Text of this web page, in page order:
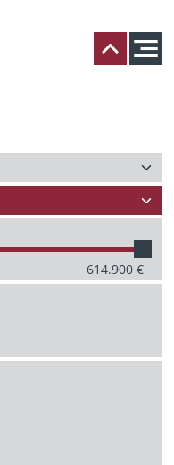
614.900€